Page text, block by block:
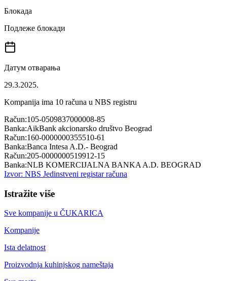
Блокада
Подлеже блокади
Датум отварања
29.3.2025.
Kompanija ima 10 računa u NBS registru
Račun:105-0509837000008-85
Banka:AikBank akcionarsko društvo Beograd
Račun:160-0000000355510-61
Banka:Banca Intesa A.D.- Beograd
Račun:205-0000000519912-15
Banka:NLB KOMERCIJALNA BANKA A.D. BEOGRAD
Izvor: NBS Jedinstveni registar računa
Istražite više
Sve kompanije u ČUKARICA
Kompanije
Ista delatnost
Proizvodnja kuhinjskog nameštaja